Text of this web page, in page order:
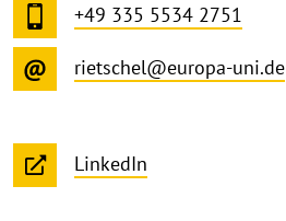
+49 335 5534 2751
rietschel@europa-uni.de
LinkedIn